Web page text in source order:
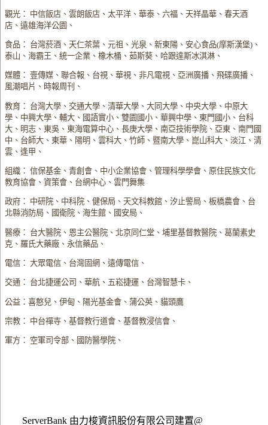
觀光： 中信飯店、雲朗飯店、太平洋、華泰、六福、天祥晶華、春天酒
店、遠雄海洋公園、
食品： 台灣菸酒、天仁茶葉、元祖、光泉、新東陽、安心食品(摩斯漢堡)、
泰山、海霸王、統一企業、橡木桶、茹斯葵、哈跟達斯冰淇淋、
媒體： 壹傳媒、聯合報、台視、華視、非凡電視、亞洲廣播、飛碟廣播、
風潮唱片、時報周刊、
教育： 台灣大學、交通大學、清華大學、大同大學、中央大學、中原大
學、中興大學、輔大、國語實小、雙園國小、華興中學、東門國小、台科
大、明志、東吳、東海電算中心、長庚大學、南亞技術學院、亞東、南門國
中、台師大、東華、陽明、雲科大、竹師、暨南大學、崑山科大、淡江、清
雲、逢甲、
組織： 信保基金、青創會、中小企業協會、管理科學學會、原住民族文化
教育協會、資策會、台網中心、雲門舞集
政府： 中研院、中科院、健保局、天文科教館、汐止警局、板橋農會、台
北縣消防局、國衛院、海生館、國安局、
醫療： 台大醫院、恩主公醫院、北京同仁堂、埔里基督教醫院、葛蘭素史
克、羅氏大藥廠、永信藥品、
電信： 大眾電信、台灣固網、遠傳電信、
交通： 台北捷運公司、華航、五崧捷運、台灣智慧卡、
公益：喜憨兒、伊甸、陽光基金會、蒲公英、貓頭鷹
宗教： 中台禪寺、基督教行道會、基督教浸信會、
軍方： 空軍司令部、國防醫學院、
ServerBank 由力梭資訊股份有限公司建置@